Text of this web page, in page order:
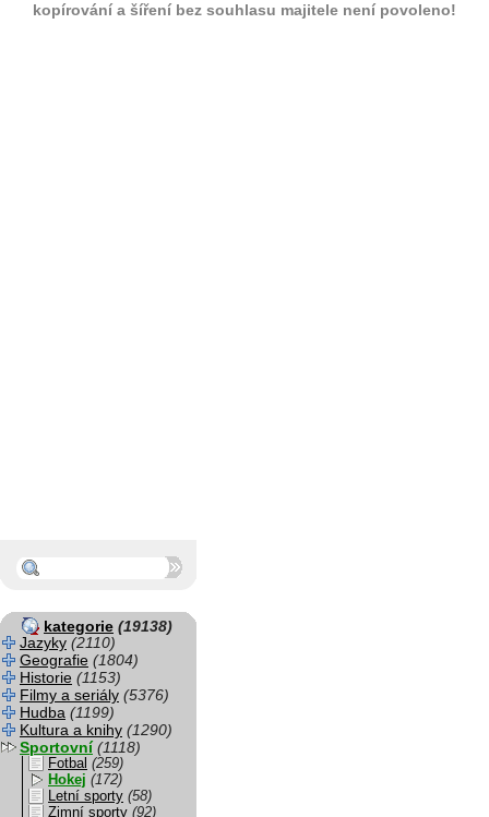
kopírování a šíření bez souhlasu majitele není povoleno!
kategorie (19138)
Jazyky (2110)
Geografie (1804)
Historie (1153)
Filmy a seriály (5376)
Hudba (1199)
Kultura a knihy (1290)
Sportovní (1118)
Fotbal (259)
Hokej (172)
Letní sporty (58)
Zimní sporty (92)